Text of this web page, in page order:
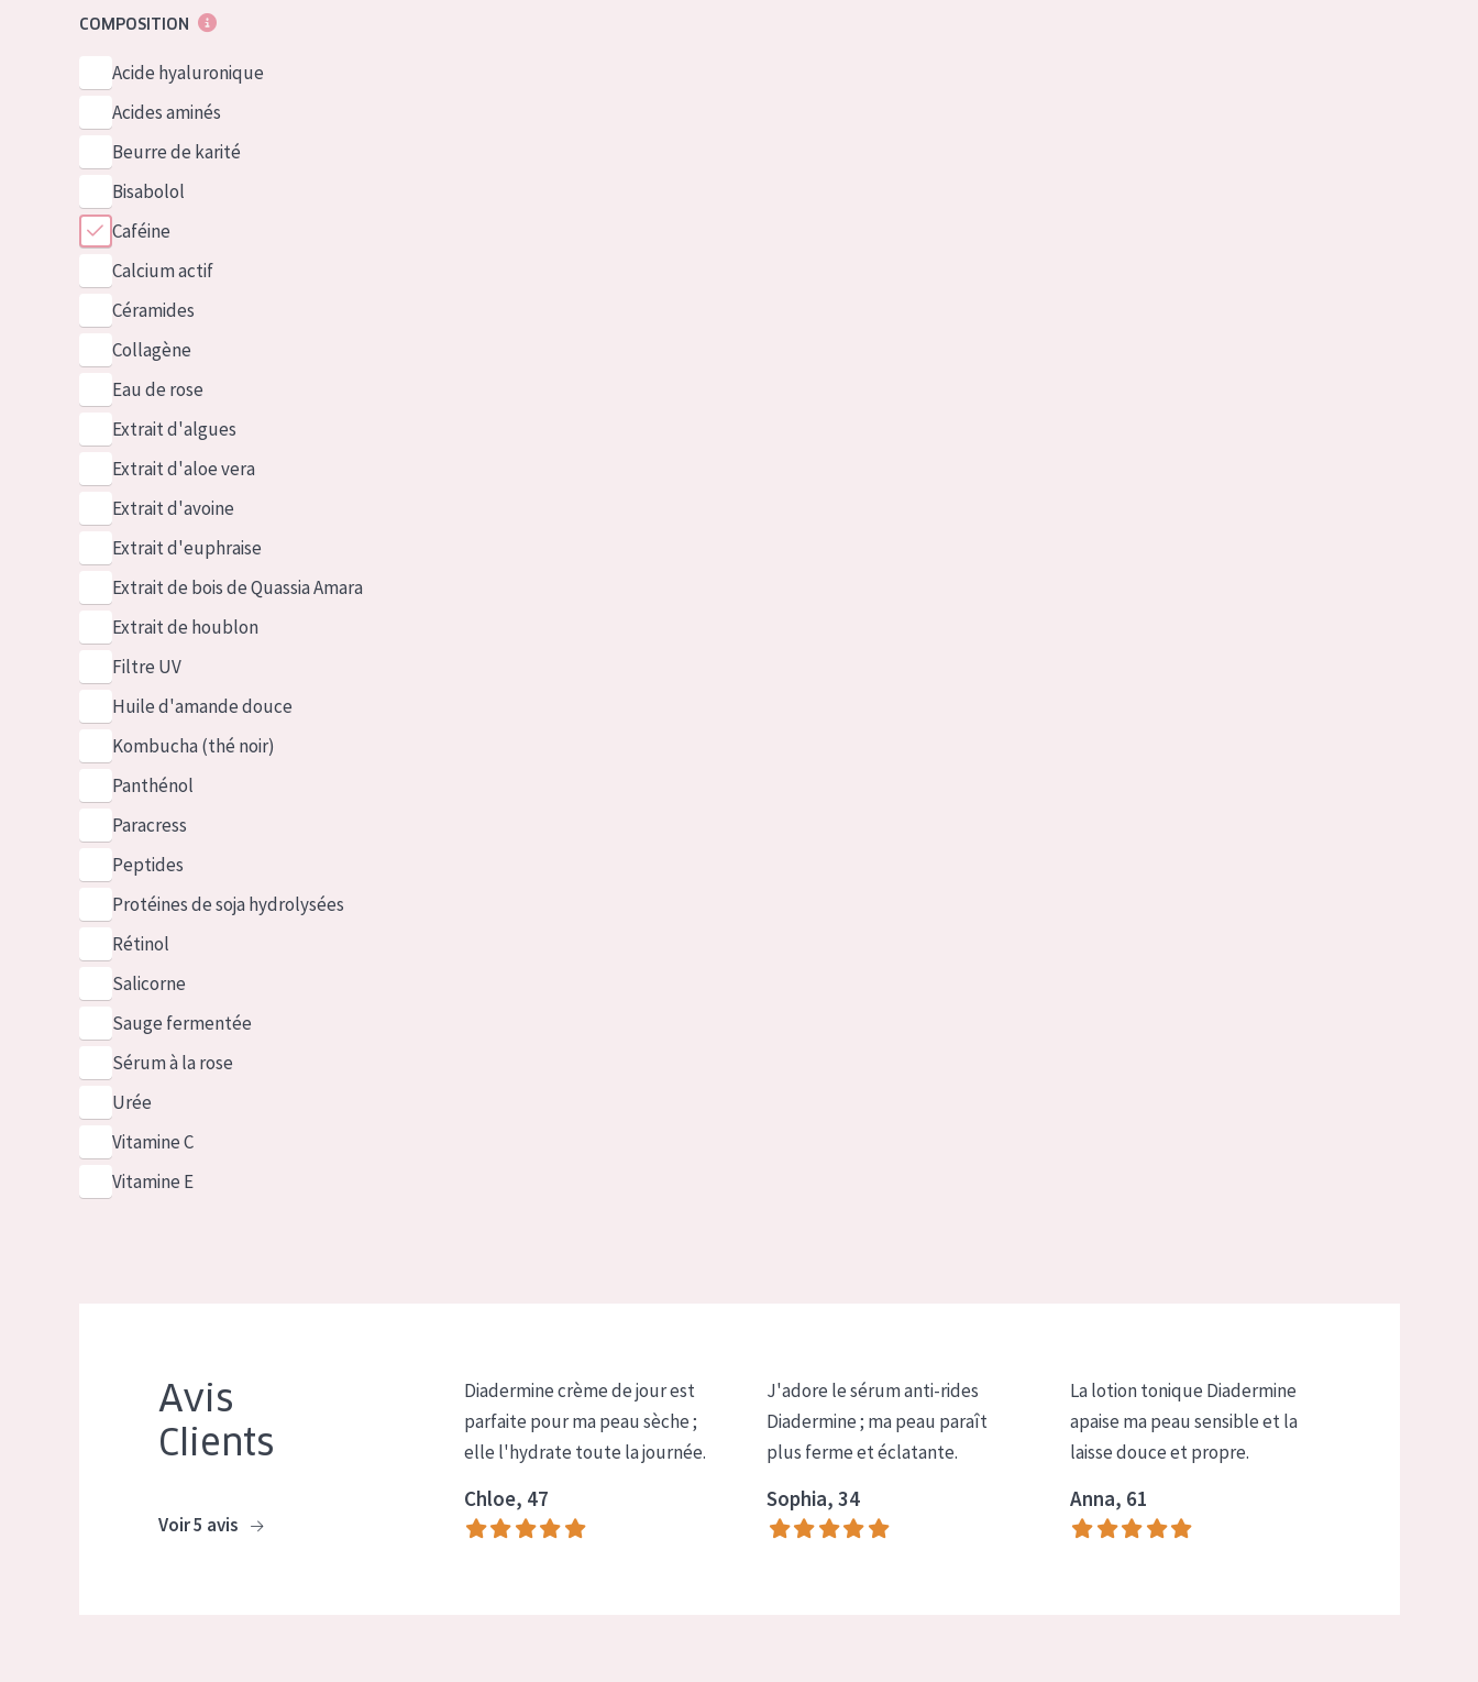
COMPOSITION
Acide hyaluronique
Acides aminés
Beurre de karité
Bisabolol
Caféine
Calcium actif
Céramides
Collagène
Eau de rose
Extrait d'algues
Extrait d'aloe vera
Extrait d'avoine
Extrait d'euphraise
Extrait de bois de Quassia Amara
Extrait de houblon
Filtre UV
Huile d'amande douce
Kombucha (thé noir)
Panthénol
Paracress
Peptides
Protéines de soja hydrolysées
Rétinol
Salicorne
Sauge fermentée
Sérum à la rose
Urée
Vitamine C
Vitamine E
Avis
Clients
Voir 5 avis
Diadermine crème de jour est
parfaite pour ma peau sèche ;
elle l'hydrate toute la journée.
Chloe, 47
J'adore le sérum anti-rides
Diadermine ; ma peau paraît
plus ferme et éclatante.
Sophia, 34
La lotion tonique Diadermine
apaise ma peau sensible et la
laisse douce et propre.
Anna, 61